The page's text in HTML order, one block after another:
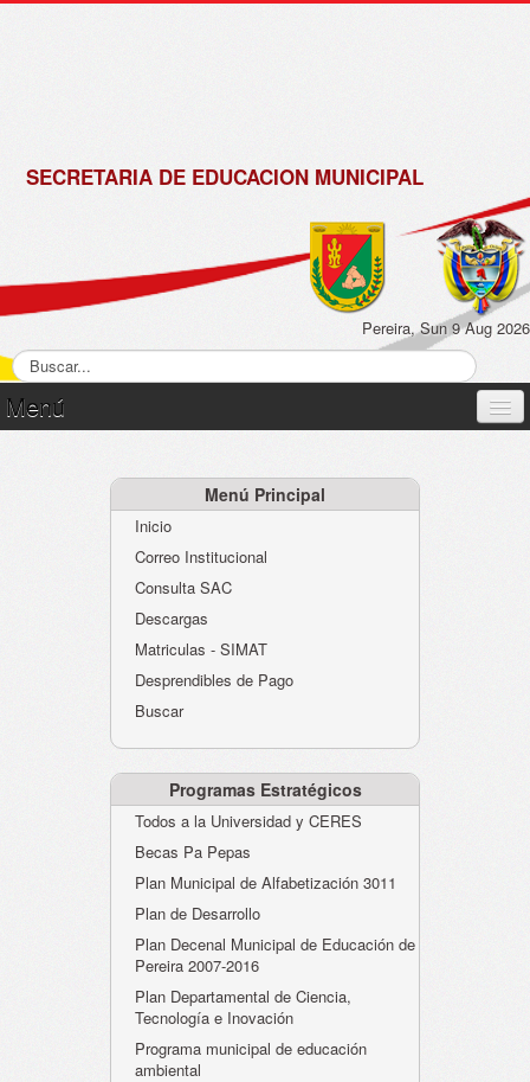
SECRETARIA DE EDUCACION MUNICIPAL
Pereira, Sun 9 Aug 2026
Menú
Atención al Ciudadano
Instituciones Educativas
Despacho Secretaría
Evaluación desempeño
Humano-Cesantías
Menú Principal
Inicio
Correo Institucional
Consulta SAC
Descargas
Matriculas - SIMAT
Desprendibles de Pago
Buscar
Programas Estratégicos
Todos a la Universidad y CERES
Becas Pa Pepas
Plan Municipal de Alfabetización 3011
Plan de Desarrollo
Plan Decenal Municipal de Educación de
Pereira 2007-2016
Plan Departamental de Ciencia,
Tecnología e Inovación
Programa municipal de educación
ambiental
de